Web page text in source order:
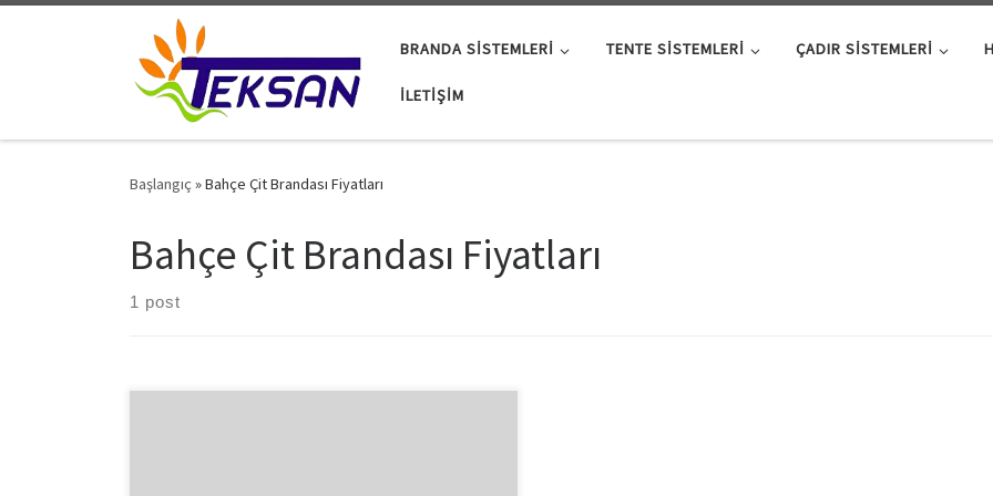
BRANDA SISTEMLERI TENTE SISTEMLERI ÇADIR SISTEMLERI
İLETIŞIM
Başlangıç »Bahçe Çit Brandası Fiyatları
Bahçe Çit Brandası Fiyatları
1 post